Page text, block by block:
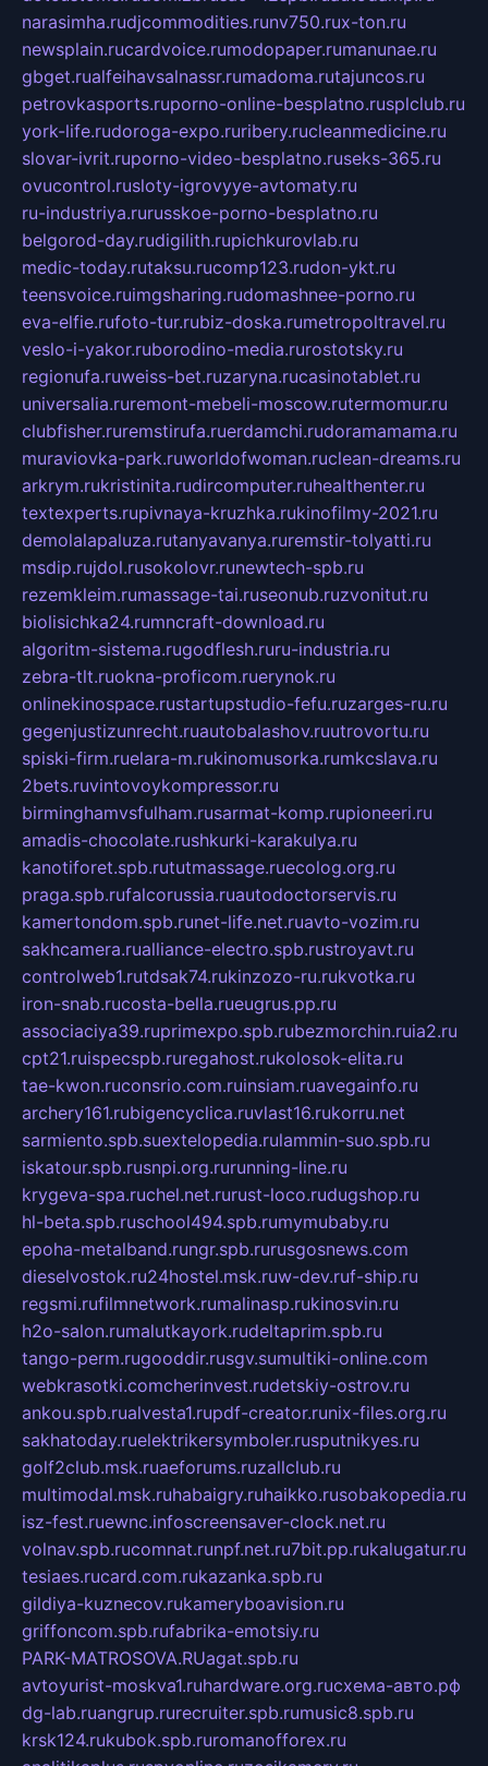
narasimha.rudjcommodities.runv750.rux-ton.ru
newsplain.rucardvoice.rumodopaper.rumanunae.ru
gbget.rualfeihavsalnassr.rumadoma.rutajuncos.ru
petrovkasports.ruporno-online-besplatno.rusplclub.ru
york-life.rudoroga-expo.ruribery.rucleanmedicine.ru
slovar-ivrit.ruporno-video-besplatno.ruseks-365.ru
ovucontrol.rusloty-igrovyye-avtomaty.ru
ru-industriya.rurusskoe-porno-besplatno.ru
belgorod-day.rudigilith.rupichkurovlab.ru
medic-today.rutaksu.rucomp123.rudon-ykt.ru
teensvoice.ruimgsharing.rudomashnee-porno.ru
eva-elfie.rufoto-tur.rubiz-doska.rumetropoltravel.ru
veslo-i-yakor.ruborodino-media.rurostotsky.ru
regionufa.ruweiss-bet.ruzaryna.rucasinotablet.ru
universalia.ruremont-mebeli-moscow.rutermomur.ru
clubfisher.ruremstirufa.ruerdamchi.rudoramamama.ru
muraviovka-park.ruworldofwoman.ruclean-dreams.ru
arkrym.rukristinita.rudircomputer.ruhealthenter.ru
textexperts.rupivnaya-kruzhka.rukinofilmy-2021.ru
demolalapaluza.rutanyavanya.ruremstir-tolyatti.ru
msdip.rujdol.rusokolovr.runewtech-spb.ru
rezemkleim.rumassage-tai.ruseonub.ruzvonitut.ru
biolisichka24.rumncraft-download.ru
algoritm-sistema.rugodflesh.ruru-industria.ru
zebra-tlt.ruokna-proficom.ruerynok.ru
onlinekinospace.rustartupstudio-fefu.ruzarges-ru.ru
gegenjustizunrecht.ruautobalashov.ruutrovortu.ru
spiski-firm.ruelara-m.rukinomusorka.rumkcslava.ru
2bets.ruvintovoykompressor.ru
birminghamvsfulham.rusarmat-komp.rupioneeri.ru
amadis-chocolate.rushkurki-karakulya.ru
kanotiforet.spb.rututmassage.ruecolog.org.ru
praga.spb.rufalcorussia.ruautodoctorservis.ru
kamertondom.spb.runet-life.net.ruavto-vozim.ru
sakhcamera.rualliance-electro.spb.rustroyavt.ru
controlweb1.rutdsak74.rukinzozo-ru.rukvotka.ru
iron-snab.rucosta-bella.rueugrus.pp.ru
associaciya39.ruprimexpo.spb.rubezmorchin.ruia2.ru
cpt21.ruispecspb.ruregahost.rukolosok-elita.ru
tae-kwon.ruconsrio.com.ruinsiam.ruavegainfo.ru
archery161.rubigencyclica.ruvlast16.rukorru.net
sarmiento.spb.suextelopedia.rulammin-suo.spb.ru
iskatour.spb.rusnpi.org.rurunning-line.ru
krygeva-spa.ruchel.net.rurust-loco.rudugshop.ru
hl-beta.spb.ruschool494.spb.rumymubaby.ru
epoha-metalband.rungr.spb.rurusgosnews.com
dieselvostok.ru24hostel.msk.ruw-dev.ruf-ship.ru
regsmi.rufilmnetwork.rumalinasp.rukinosvin.ru
h2o-salon.rumalutkayork.rudeltaprim.spb.ru
tango-perm.rugooddir.rusgv.sumultiki-online.com
webkrasotki.comcherinvest.rudetskiy-ostrov.ru
ankou.spb.rualvesta1.rupdf-creator.runix-files.org.ru
sakhatoday.ruelektrikersymboler.rusputnikyes.ru
golf2club.msk.ruaeforums.ruzallclub.ru
multimodal.msk.ruhabaigry.ruhaikko.rusobakopedia.ru
isz-fest.ruewnc.infoscreensaver-clock.net.ru
volnav.spb.rucomnat.runpf.net.ru7bit.pp.rukalugatur.ru
tesiaes.rucard.com.rukazanka.spb.ru
gildiya-kuznecov.rukameryboavision.ru
griffoncom.spb.rufabrika-emotsiy.ru
PARK-MATROSOVA.RUagat.spb.ru
avtoyurist-moskva1.ruhardware.org.ruсхема-авто.рф
dg-lab.ruangrup.rurecruiter.spb.rumusic8.spb.ru
krsk124.rukubok.spb.ruromanofforex.ru